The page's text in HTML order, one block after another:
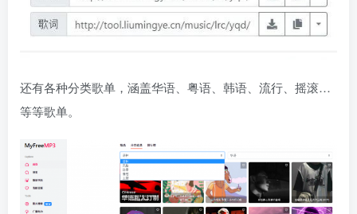
还有各种分类歌单，涵盖华语、粤语、韩语、流行、摇滚…
等等歌单。